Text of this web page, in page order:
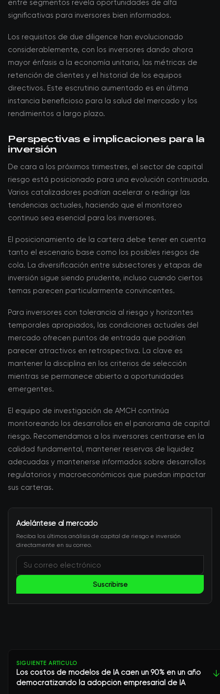
entre segmentos revela oportunidades de alfa
significativas para inversores bien informados.
Los requisitos de due diligence han evolucionado
considerablemente, con los inversores dando ahora
mayor énfasis a la economía unitaria, las métricas de
retención de clientes y el historial de los equipos
directivos. Este escrutinio aumentado es en última
instancia beneficioso para la salud del mercado y los
rendimientos a largo plazo.
Perspectivas e implicaciones para la
inversión
De cara a los próximos trimestres, el sector de capital
riesgo está posicionado para una evolución continuada.
Varios catalizadores podrían acelerar o redirigir las
tendencias actuales, haciendo que el monitoreo
continuo sea esencial para los inversores.
El posicionamiento de la cartera debe tener en cuenta
tanto el escenario base como los posibles riesgos de
cola. La diversificación entre subsectores y etapas de
inversión sigue siendo prudente, incluso cuando ciertos
temas parecen particularmente convincentes.
Para inversores con tolerancia al riesgo y horizontes
temporales apropiados, las condiciones actuales del
mercado ofrecen puntos de entrada que podrían
parecer atractivos en retrospectiva. La clave es
mantener la disciplina en los criterios de selección
mientras se permanece abierto a oportunidades
emergentes.
El equipo de investigación de AMCH continúa
monitoreando los desarrollos en el panorama de capital
riesgo. Recomendamos a los inversores centrarse en la
calidad fundamental, mantener reservas de liquidez
adecuadas y mantenerse informados sobre desarrollos
regulatorios y macroeconómicos que puedan impactar
sus carteras.
Adelántese al mercado
Reciba los últimos análisis de capital de riesgo e inversión
directamente en su correo.
Suscribirse
SIGUIENTE ARTÍCULO
Los costos de modelos de IA caen un 90% en un año
democratizando la adopción empresarial de IA
↓